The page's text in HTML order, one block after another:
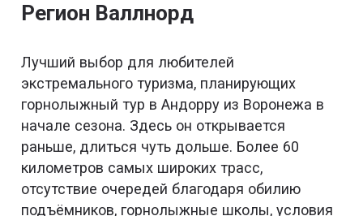
Регион Валлнорд
Лучший выбор для любителей
экстремального туризма, планирующих
горнолыжный тур в Андорру из Воронежа в
начале сезона. Здесь он открывается
раньше, длиться чуть дольше. Более 60
километров самых широких трасс,
отсутствие очередей благодаря обилию
подъёмников, горнолыжные школы, условия